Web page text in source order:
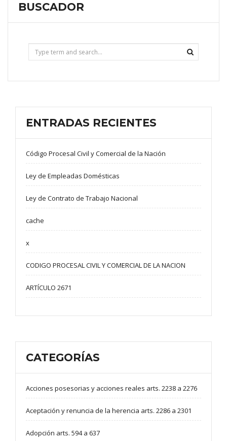
BUSCADOR
ENTRADAS RECIENTES
Código Procesal Civil y Comercial de la Nación
Ley de Empleadas Domésticas
Ley de Contrato de Trabajo Nacional
cache
x
CODIGO PROCESAL CIVIL Y COMERCIAL DE LA NACION
ARTÍCULO 2671
CATEGORÍAS
Acciones posesorias y acciones reales arts. 2238 a 2276
Aceptación y renuncia de la herencia arts. 2286 a 2301
Adopción arts. 594 a 637